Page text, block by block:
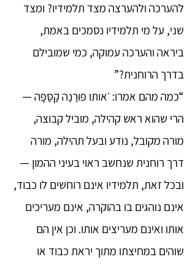
להערכה ולהערצה מצד תלמידיו? ומצד
שני, על מי תלמידיו נסמכים באמת,
ביראה והערכה עמוקה, כמי שמובילם
בדרך הרוחנית?”
“כמה מהם אמרו: ׳אותו פּוּרַנַה קַסַּפָּה —
הרי שהוא ראש קהילה, מוביל קבוצה,
מורה מקובל, נודע ובעל תהילה, מורה
דרך רוחנית שנחשב ראוי בעיני ההמון —
ובכל זאת, תלמידיו אינם רוחשים לו כבוד,
אינם נוהגים בו בהוקרה, אינם מעריכים
אותו ואינם מעריצים אותו. וכן אין הם
שוהים במחיצתו מתוך יראת כבוד או